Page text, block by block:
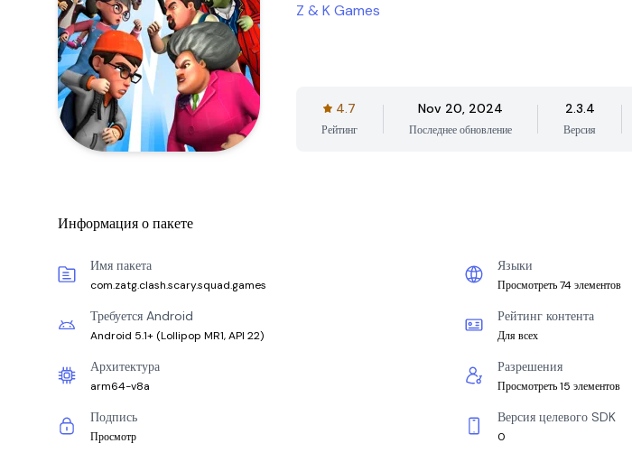
Z & K Games
4.7
Рейтинг
Nov 20, 2024
Последнее обновление
2.3.4
Версия
Информация о пакете
Имя пакета
com.zatg.clash.scary.squad.games
Языки
Просмотреть 74 элементов
Требуется Android
Android 5.1+ (Lollipop MR1, API 22)
Рейтинг контента
Для всех
Архитектура
arm64-v8a
Разрешения
Просмотреть 15 элементов
Подпись
Просмотр
Версия целевого SDK
0